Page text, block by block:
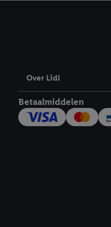
Over Lidl
Betaalmiddelen